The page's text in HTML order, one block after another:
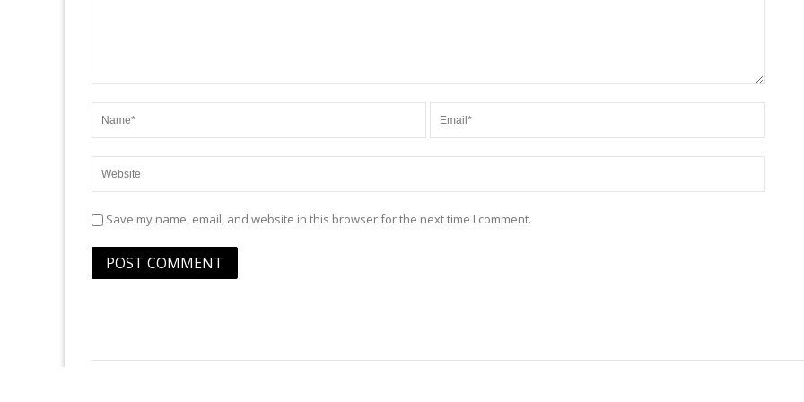
Save my name, email, and website in this browser for the next time I comment.